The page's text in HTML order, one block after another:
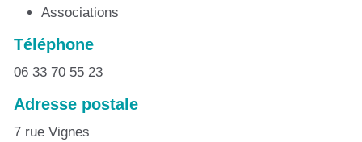
Associations
Téléphone
06 33 70 55 23
Adresse postale
7 rue Vignes